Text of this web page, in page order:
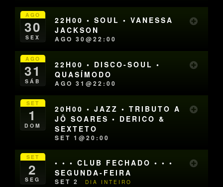
AGO
30
SEX
22H00 • SOUL • VANESSA
JACKSON
AGO 30@22:00
AGO
31
SÁB
22H00 • DISCO-SOUL •
QUASÍMODO
AGO 31@22:00
SET
1
DOM
20H00 • JAZZ • TRIBUTO A
JÔ SOARES • DERICO &
SEXTETO
SET 1@20:00
SET
2
SEG
• • • CLUB FECHADO • • •
SEGUNDA-FEIRA
SET 2 DIA INTEIRO